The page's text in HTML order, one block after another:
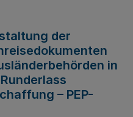
der
in
– PEP-